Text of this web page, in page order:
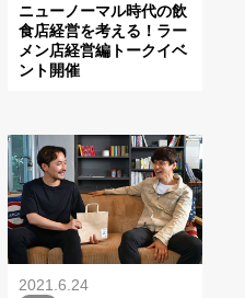
ニューノーマル時代の飲
食店経営を考える！ラー
メン店経営編トークイベ
ント開催
2021.6.24